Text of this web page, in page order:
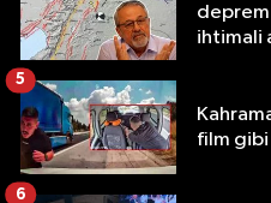
deprem
ihtimali
film gibi
5
6